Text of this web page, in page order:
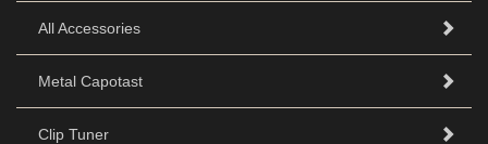
All Accessories
Metal Capotast
Clip Tuner